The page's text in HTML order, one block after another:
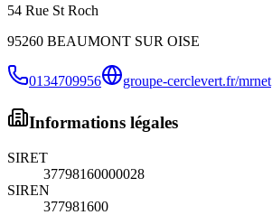
54 Rue St Roch
95260 BEAUMONT SUR OISE
0134709956 groupe-cerclevert.fr/mrnet
Informations légales
SIRET
37798160000028
SIREN
377981600